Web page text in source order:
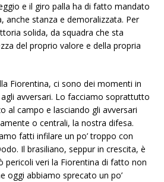
e il giro palla ha di fatto mandato
anche stanza e demoralizzata. Per
solida, da squadra che sta
del proprio valore e della propria
Fiorentina, ci sono dei momenti in
avversari. Lo facciamo soprattutto
al campo e lasciando gli avversari
o centrali, la nostra difesa.
fatti infilare un po’ troppo con
Il brasiliano, seppur in crescita, è
pericoli veri la Fiorentina di fatto non
oggi abbiamo sprecato un po’